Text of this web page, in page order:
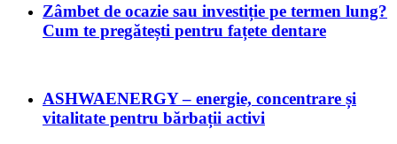
Zâmbet de ocazie sau investiție pe termen lung?
Cum te pregătești pentru fațete dentare
ASHWAENERGY – energie, concentrare și
vitalitate pentru bărbații activi